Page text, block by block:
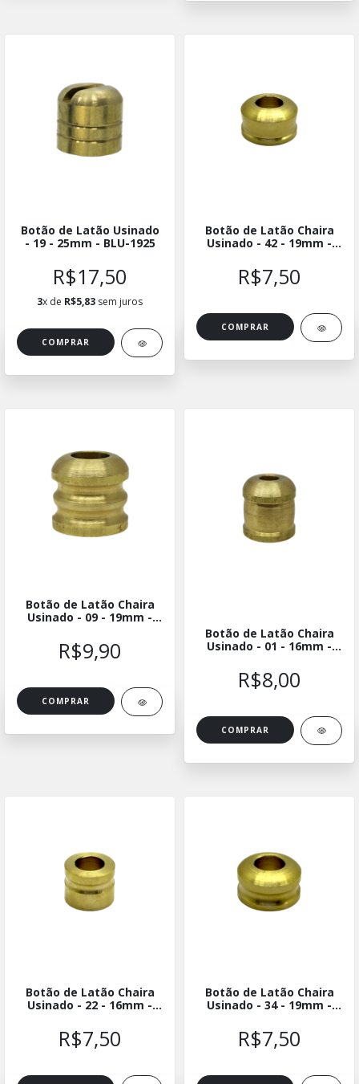
Botão de Latão Usinado
- 19 - 25mm - BLU-1925
R$17,50
3x de R$5,83 sem juros
Botão de Latão Chaira
Usinado - 42 - 19mm -
R$7,50
Botão de Latão Chaira
Usinado - 09 - 19mm -
R$9,90
Botão de Latão Chaira
Usinado - 01 - 16mm -
R$8,00
Botão de Latão Chaira
Usinado - 22 - 16mm -
R$7,50
Botão de Latão Chaira
Usinado - 34 - 19mm -
R$7,50